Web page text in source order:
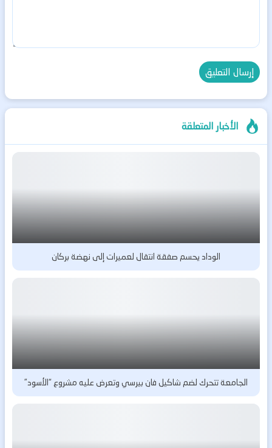
الأخبار المتعلقة
الوداد يحسم صفقة انتقال لعميرات إلى نهضة بركان
الجامعة تتحرك لضم شاكيل فان بيرسي وتعرض عليه مشروع “الأسود”